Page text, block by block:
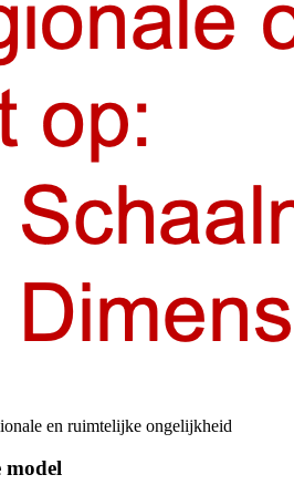
en ruimtelijke ongelijkheid
model